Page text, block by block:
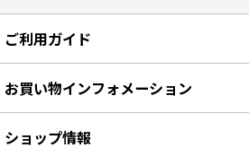
ご利用ガイド
お買い物インフォメーション
ショップ情報